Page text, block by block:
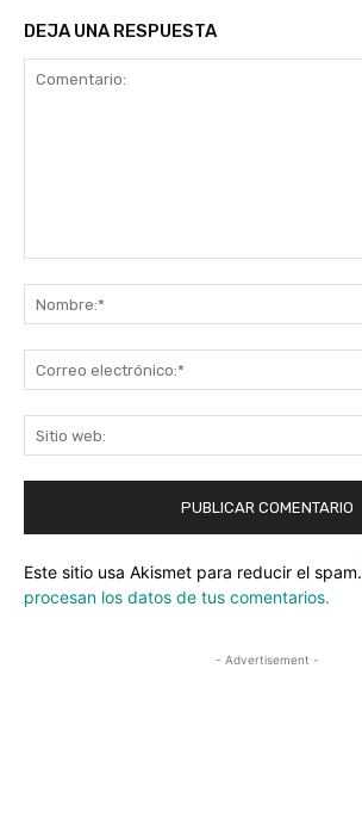
DEJA UNA RESPUESTA
Este sitio usa Akismet para reducir el spam.
procesan los datos de tus comentarios.
- Advertisement -